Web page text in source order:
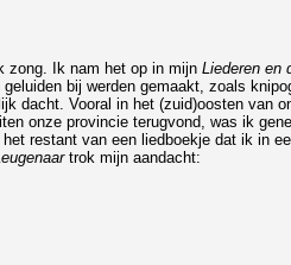
zong. Ik nam het op in mijn Liederen en
bij werden gemaakt, zoals
dacht. Vooral in het (zuid)oosten
onze provincie terugvond, was ik
restant van een liedboekje dat ik in
trok mijn aandacht: